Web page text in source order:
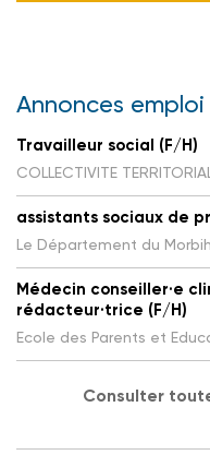
Annonces emploi
Travailleur social (F/H)
COLLECTIVITE
assistants sociaux de
Le Département du
Médecin conseiller·e
rédacteur·trice (F/H)
Ecole des Parents et
Consulter